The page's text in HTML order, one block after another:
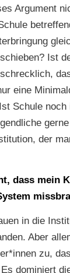
Argument
Ist
eine
Schule
der
dass mein
in die
Aber
zu,
dominiert